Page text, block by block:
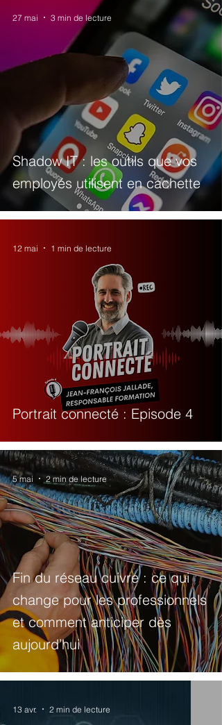
Shadow IT : les outils que vos
employés utilisent en cachette
27 mai 3 min de lecture
Portrait connecté : Episode 4
12 mai 1 min de lecture
Fin du réseau cuivre : ce qui
change pour les professionnels
et comment anticiper dès
aujourd’hui
5 mai 2 min de lecture
13 avr. 2 min de lecture